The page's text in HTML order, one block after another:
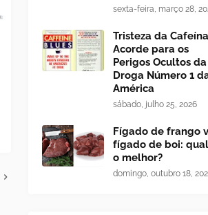
sexta-feira, março 28,
Tristeza da
Acorde para os
Perigos Ocultos da
Droga Número 1
América
sábado, julho 25, 2026
Fígado de frango
fígado de boi:
o melhor?
domingo, outubro 18,